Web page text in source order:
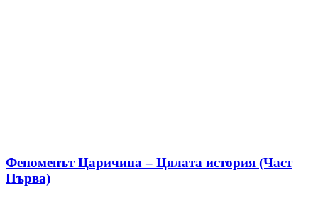
Феноменът Царичина – Цялата история (Част
Първа)